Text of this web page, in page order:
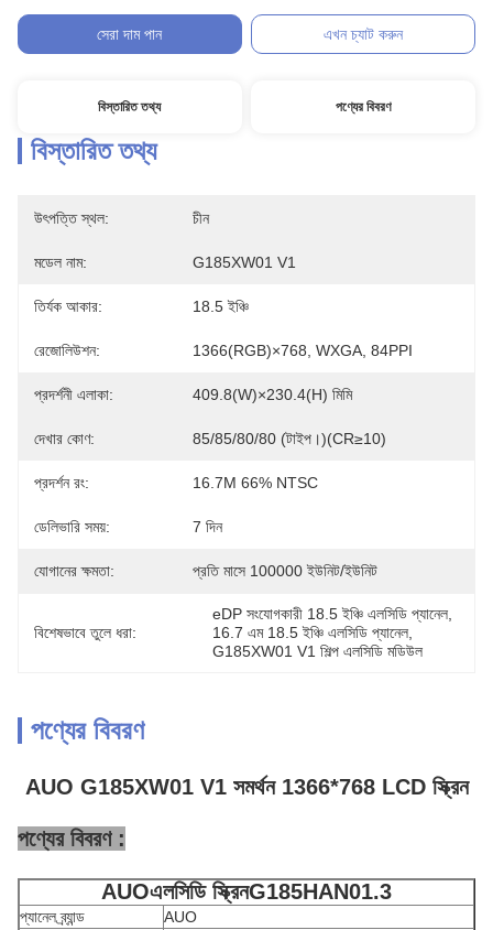
সেরা দাম পান এখন চ্যাট করুন
বিস্তারিত তথ্য পণ্যের বিবরণ
বিস্তারিত তথ্য
উৎপত্তি স্থল: চীন
মডেল নাম: G185XW01 V1
তির্যক আকার: 18.5 ইঞ্চি
রেজোলিউশন: 1366(RGB)×768, WXGA, 84PPI
প্রদর্শনী এলাকা: 409.8(W)×230.4(H) মিমি
দেখার কোণ: 85/85/80/80 (টাইপ।)(CR≥10)
প্রদর্শন রং: 16.7M 66% NTSC
ডেলিভারি সময়: 7 দিন
যোগানের ক্ষমতা: প্রতি মাসে 100000 ইউনিট/ইউনিট
বিশেষভাবে তুলে ধরা:
eDP সংযোগকারী 18.5 ইঞ্চি এলসিডি প্যানেল
16.7 এম 18.5 ইঞ্চি এলসিডি প্যানেল
G185XW01 V1 শিল্প এলসিডি মডিউল
পণ্যের বিবরণ
AUO G185XW01 V1 সমর্থন 1366*768 LCD স্ক্রিন
পণ্যের বিবরণ :
AUOএলসিডি স্ক্রিনG185HAN01.3
প্যানেল ব্র্যান্ড
AUO